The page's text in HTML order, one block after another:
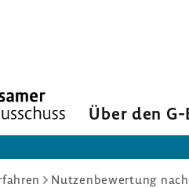
Über den G-
Nutzenbewertung nach